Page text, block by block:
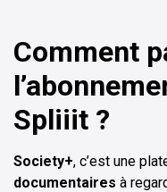
Comment
Spliiit ?
Society+, c’est une
documentaires à